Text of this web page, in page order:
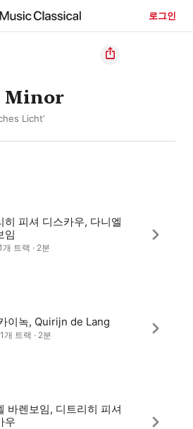
로그인
Minor
Licht’
히 피셔 디스카우, 다니엘
임
개 트랙 · 2분
이녹, Quirijn de Lang
개 트랙 · 2분
바렌보임, 디트리히 피셔
우